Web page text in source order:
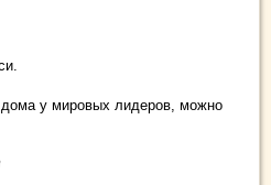
у мировых лидеров, можно